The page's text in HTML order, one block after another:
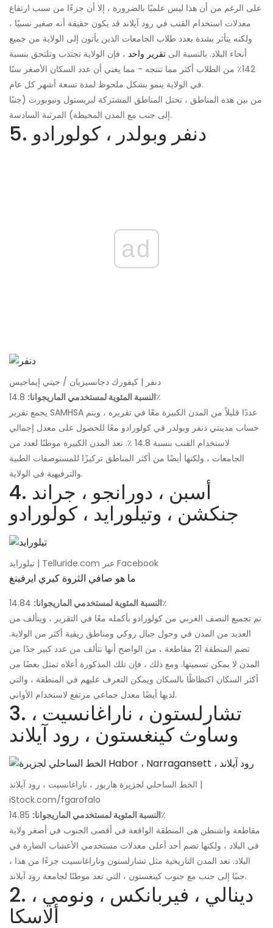
على الرغم من أن هذا ليس علميًا بالضرورة ، إلا أن جزءًا من سبب ارتفاع
معدلات استخدام القنب في رود آيلاند قد يكون حقيقة أنه صغير نسبيًا ،
ولكنه يتأثر بشدة بعدد طلاب الجامعات الذين يأتون إلى الولاية من جميع
أنحاء البلاد. بالنسبة الى تقرير واحد ، فإن الولاية تجتذب وتلتحق بنسبة
142٪ من الطلاب أكثر مما تنتجه - مما يعني أن عدد السكان الأصغر سنًا
في الولاية ينمو بشكل ملحوظ لمدة تسعة أشهر كل عام.
من بين هذه المناطق ، تحتل المناطق المشتركة لبريستول ونيوبورت (جنبًا
إلى جنب مع المدن المحيطة) المرتبة السادسة.
5. دنفر وبولدر ، كولورادو
ad
دنفر | كيفورك دجانسيزيان / جيتي إيماجيس
النسبة المئوية لمستخدمي الماريجوانا:14.8٪
يجمع تقرير SAMHSA عددًا قليلاً من المدن الكبيرة معًا في تقريره ، ويتم
حساب مدينتي دنفر وبولدر في كولورادو معًا للحصول على معدل إجمالي
لاستخدام القنب بنسبة 14.8 ٪. تعد المدن الكبيرة موطنًا لعدد من
الجامعات ، ولكنها أيضًا من أكثر المناطق تركيزًا للمستوصفات الطبية
والترفيهية في الولاية.
4. أسبن ، دورانجو ، جراند
جنكشن ، وتيلورايد ، كولورادو
تيلورايد | Telluride.com عبر Facebook
ما هو صافي الثروة كيري ايرفينغ
النسبة المئوية لمستخدمي الماريجوانا:14.84٪
تم تجميع النصف الغربي من كولورادو بأكمله معًا في التقرير ، ويتألف من
العديد من المدن في وحول جبال روكي ومناطق ريفية أكثر من الولاية.
تضم المنطقة 21 مقاطعة ، من الواضح أنها تتألف من عدد كبير جدًا من
المدن لا يمكن تسميتها. ومع ذلك ، فإن تلك المذكورة أعلاه تمثل بعضًا من
أكثر السكان اكتظاظًا بالسكان ويمكن التعرف عليهم في المنطقة ، والتي
لديها أيضًا معدل جماعي مرتفع لاستخدام الأواني.
3. تشارلستون ، ناراغانسيت ،
وساوث كينغستون ، رود آيلاند
الخط الساحلي لجزيرة هاربور ، ناراغانسيت ، رود آيلاند |
iStock.com/fgarofalo
النسبة المئوية لمستخدمي الماريجوانا:14.85٪
مقاطعة واشنطن هي المنطقة الواقعة في أقصى الجنوب في أصغر ولاية
في البلاد ، ولكنها تضم ​​أحد أعلى معدلات مستخدمي الأعشاب الضارة في
البلاد. تعد المدن التاريخية مثل تشارلستون وناراغانسيت جزءًا من هذا ،
جنبًا إلى جنب مع جنوب كينغستون ، التي تعد موطنًا لجامعة رود آيلاند.
2. دينالي ، فيربانكس ، ونومي ،
ألاسكا